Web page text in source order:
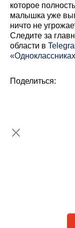
которое
малышка уже
ничто не
Cледите за
области в
Поделиться: